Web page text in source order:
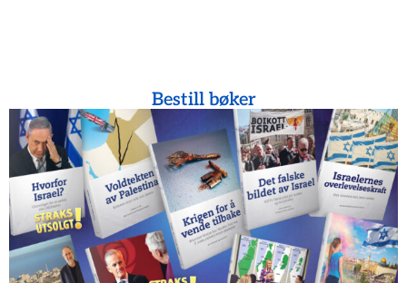
Bestill bøker